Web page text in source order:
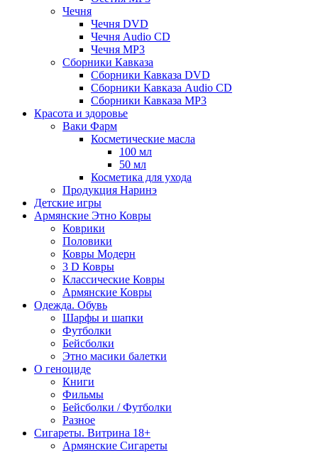
Чечня
Чечня DVD
Чечня Audio CD
Чечня MP3
Сборники Кавказа
Сборники Кавказа DVD
Сборники Кавказа Audio CD
Сборники Кавказа MP3
Красота и здоровье
Ваки Фарм
Косметические масла
100 мл
50 мл
Косметика для ухода
Продукция Наринэ
Детские игры
Армянские Этно Ковры
Коврики
Половики
Ковры Модерн
3 D Ковры
Классические Ковры
Армянские Ковры
Одежда. Обувь
Шарфы и шапки
Футболки
Бейсболки
Этно масики балетки
О геноциде
Книги
Фильмы
Бейсболки / Футболки
Разное
Сигареты. Витрина 18+
Армянские Сигареты